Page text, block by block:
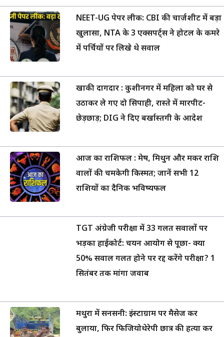
NEET-UG पेपर लीक: CBI की चार्जशीट में बड़ा
खुलासा, NTA के 3 एक्सपर्ट्स ने होटल के कमरे
में पर्चियों पर लिखे थे सवाल
खाकी दागदार : कुशीनगर में महिला को घर से
उठाकर ले गए दो सिपाही, रास्ते में मारपीट-
छेड़छाड़; DIG ने दिए बर्खास्तगी के आदेश
आज का राशिफल : मेष, मिथुन और मकर राशि
वालों की चमकेगी किस्मत; जानें सभी 12
राशियों का दैनिक भविष्यफल
TGT अंग्रेजी परीक्षा में 33 गलत सवालों पर
भड़का हाईकोर्ट: चयन आयोग से पूछा- क्या
50% सवाल गलत होने पर रद्द करेंगे परीक्षा? 1
सितंबर तक मांगा जवाब
मथुरा में सनसनी: इंस्टाग्राम पर मैसेज कर
बुलाया, फिर फिजियोथेरेपी छात्र की हत्या कर